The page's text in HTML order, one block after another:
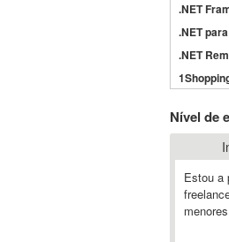
.NET
.NET
.NET
3GSM
4D
802.11
A&P
A-GPS
Nível de
Estou a